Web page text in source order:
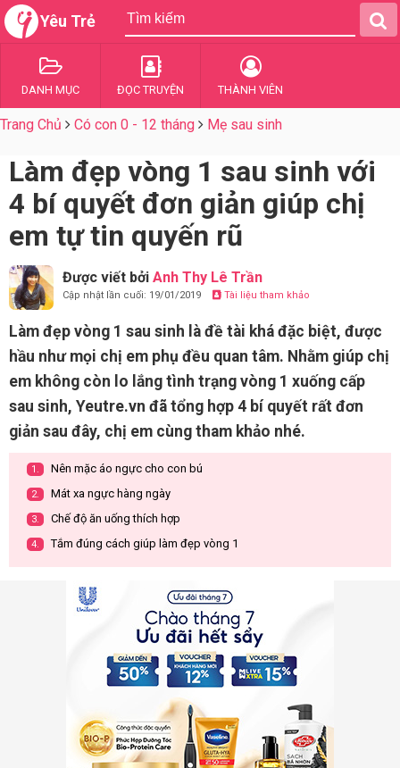
Yêu Trẻ
DANH MỤC ĐỌC TRUYỆN THÀNH VIÊN
Trang Chủ Có con 0 - 12 tháng Mẹ sau sinh
Làm đẹp vòng 1 sau sinh với
4 bí quyết đơn giản giúp chị
em tự tin quyến rũ
Được viết bởi Anh Thy Lê Trần
Cập nhật lần cuối: 19/01/2019 Tài liệu tham khảo
Làm đẹp vòng 1 sau sinh là đề tài khá đặc biệt, được
hầu như mọi chị em phụ đều quan tâm. Nhằm giúp chị
em không còn lo lắng tình trạng vòng 1 xuống cấp
sau sinh, Yeutre.vn đã tổng hợp 4 bí quyết rất đơn
giản sau đây, chị em cùng tham khảo nhé.
1. Nên mặc áo ngực cho con bú
2. Mát xa ngực hàng ngày
3. Chế độ ăn uống thích hợp
4. Tắm đúng cách giúp làm đẹp vòng 1